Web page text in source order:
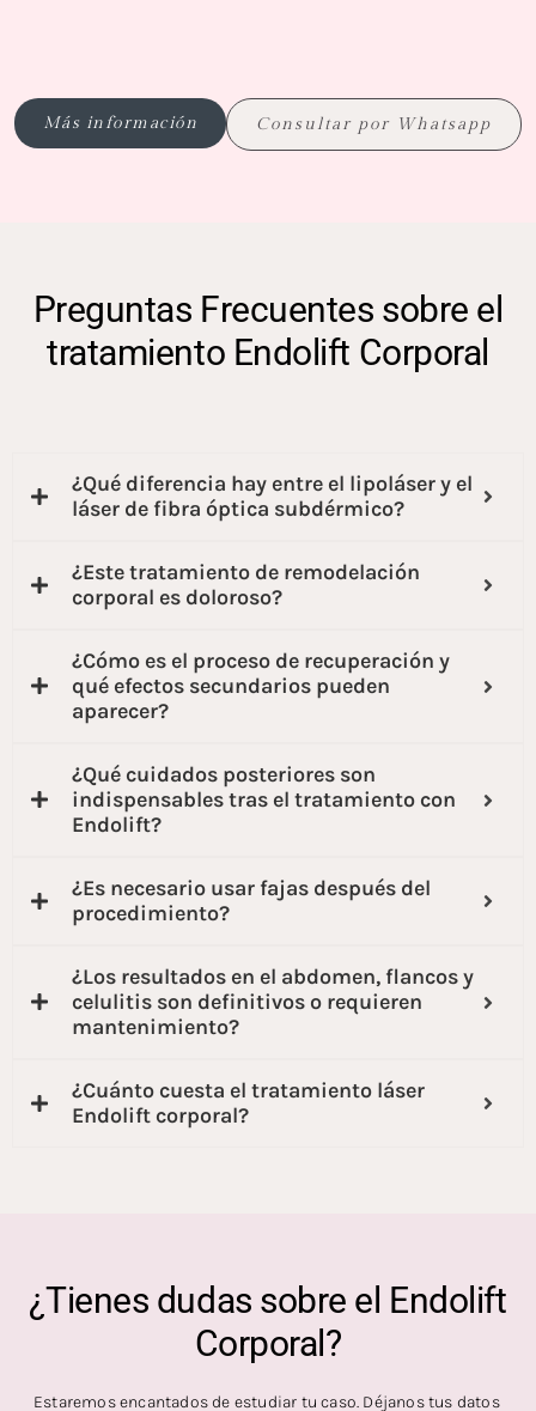
Más información Consultar por Whatsapp
Preguntas Frecuentes sobre el
tratamiento Endolift Corporal
¿Qué diferencia hay entre el lipoláser y el
láser de fibra óptica subdérmico?
¿Este tratamiento de remodelación
corporal es doloroso?
¿Cómo es el proceso de recuperación y
qué efectos secundarios pueden
aparecer?
¿Qué cuidados posteriores son
indispensables tras el tratamiento con
Endolift?
¿Es necesario usar fajas después del
procedimiento?
¿Los resultados en el abdomen, flancos y
celulitis son definitivos o requieren
mantenimiento?
¿Cuánto cuesta el tratamiento láser
Endolift corporal?
¿Tienes dudas sobre el Endolift
Corporal?
Estaremos encantados de estudiar tu caso. Déjanos tus datos